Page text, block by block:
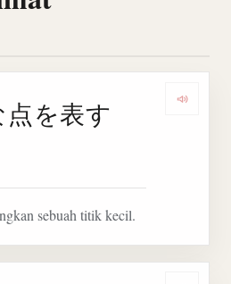
を表す
sebuah titik kecil.